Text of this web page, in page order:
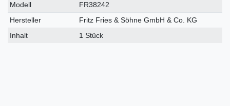
Modell
FR38242
Hersteller
Fritz Fries & Söhne GmbH & Co. KG
Inhalt
1 Stück